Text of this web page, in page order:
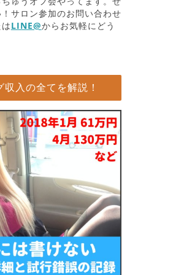
サロン参加のお問い合わせ
LINE@からお気軽にどう
入の全てを解説！